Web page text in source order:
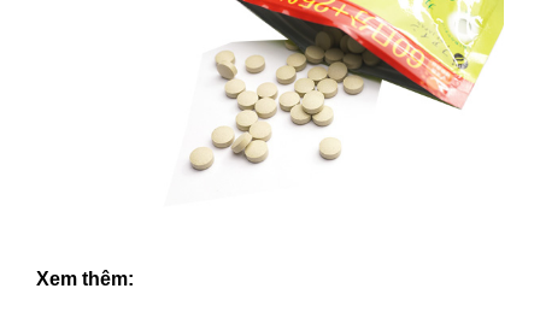
Xem thêm: